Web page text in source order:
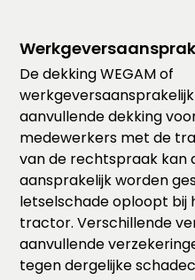
De dekking WEGAM of
aanvullende dekking
medewerkers met de
van de rechtspraak kan
aansprakelijk worden
letselschade oploopt bij
tractor. Verschillende
aanvullende
tegen dergelijke